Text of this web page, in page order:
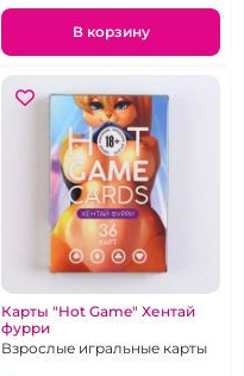
В корзину
Карты "Hot Game" Хентай
фурри
Взрослые игральные карты